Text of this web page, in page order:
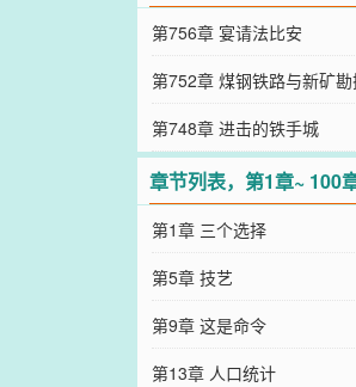
第756章 宴请法比安
第752章 煤钢铁路与新矿勘
第748章 进击的铁手城
章节列表，第1章~ 100
第1章 三个选择
第5章 技艺
第9章 这是命令
第13章 人口统计